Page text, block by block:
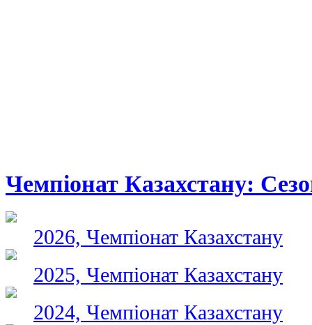
Чемпіонат Казахстану:
2026, Чемпіонат Казахстану
2025, Чемпіонат Казахстану
2024, Чемпіонат Казахстану